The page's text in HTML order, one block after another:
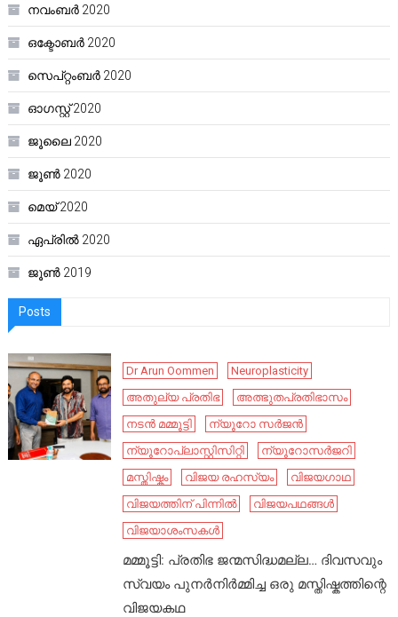
നവംബർ 2020
ഒക്ടോബർ 2020
സെപ്റ്റംബർ 2020
ഓഗസ്റ്റ്‌ 2020
ജൂലൈ 2020
ജൂൺ 2020
മെയ്‌ 2020
ഏപ്രിൽ 2020
ജൂൺ 2019
Posts
Dr Arun Oommen
Neuroplasticity
അതുല്യ പ്രതിഭ
അത്ഭുതപ്രതിഭാസം
നടൻ മമ്മൂട്ടി
ന്യൂറോ സർജൻ
ന്യൂറോപ്ലാസ്റ്റിസിറ്റി
ന്യൂറോസർജറി
മസ്തിഷ്കം
വിജയ രഹസ്യം
വിജയഗാഥ
വിജയത്തിന് പിന്നിൽ
വിജയപഥങ്ങൾ
വിജയാശംസകൾ
മമ്മൂട്ടി: പ്രതിഭ ജന്മസിദ്ധമല്ല… ദിവസവും
സ്വയം പുനർനിർമ്മിച്ച ഒരു മസ്തിഷ്കത്തിന്റെ
വിജയകഥ